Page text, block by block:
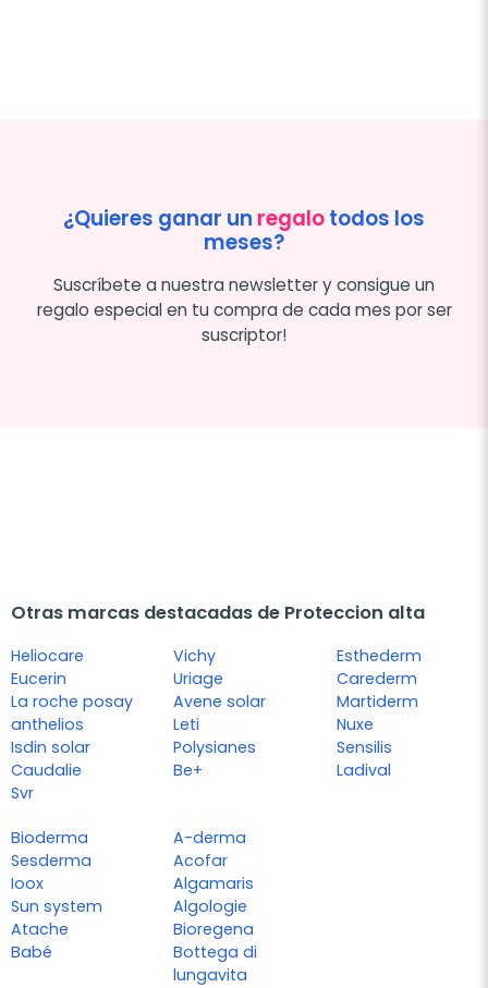
¿Quieres ganar un regalotodos los
meses?
Suscríbete a nuestra newsletter y consigue un
regalo especial en tu compra de cada mes por ser
suscriptor!
Otras marcas destacadas de Proteccion alta
Heliocare
Eucerin
La roche posay
anthelios
Isdin solar
Caudalie
Svr
Vichy
Uriage
Avene solar
Leti
Polysianes
Be+
Esthederm
Carederm
Martiderm
Nuxe
Sensilis
Ladival
Bioderma
Sesderma
Ioox
Sun system
Atache
Babé
A-derma
Acofar
Algamaris
Algologie
Bioregena
Bottega di
lungavita